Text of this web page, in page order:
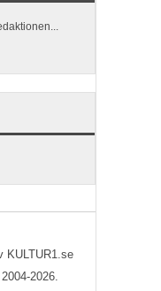
KULTUR1.se
2026.